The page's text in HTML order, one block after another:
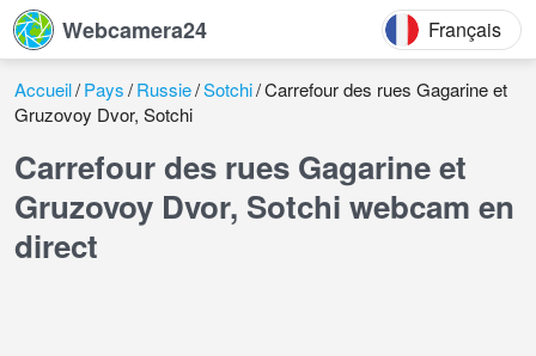
Webcamera24 Français
Accueil Pays Russie Sotchi Carrefour des rues Gagarine et
Gruzovoy Dvor, Sotchi
Carrefour des rues Gagarine et
Gruzovoy Dvor, Sotchi webcam en
direct